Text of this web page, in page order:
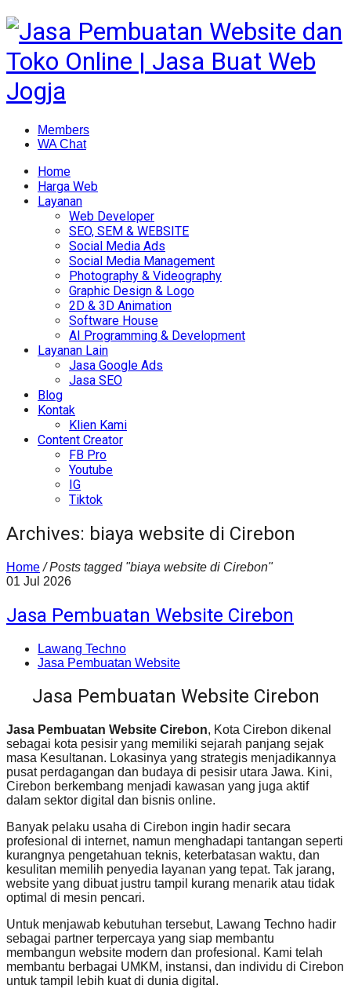
Members
WA Chat
Home
Harga Web
Layanan
Web Developer
SEO, SEM & WEBSITE
Social Media Ads
Social Media Management
Photography & Videography
Graphic Design & Logo
2D & 3D Animation
Software House
AI Programming & Development
Layanan Lain
Jasa Google Ads
Jasa SEO
Blog
Kontak
Klien Kami
Content Creator
FB Pro
Youtube
IG
Tiktok
Archives: biaya website di Cirebon
Home / Posts tagged "biaya website di Cirebon"
01 Jul 2026
Jasa Pembuatan Website Cirebon
Lawang Techno
Jasa Pembuatan Website
Jasa Pembuatan Website Cirebon
Jasa Pembuatan Website Cirebon, Kota Cirebon dikenal
sebagai kota pesisir yang memiliki sejarah panjang sejak
masa Kesultanan. Lokasinya yang strategis menjadikannya
pusat perdagangan dan budaya di pesisir utara Jawa. Kini,
Cirebon berkembang menjadi kawasan yang juga aktif
dalam sektor digital dan bisnis online.
Banyak pelaku usaha di Cirebon ingin hadir secara
profesional di internet, namun menghadapi tantangan seperti
kurangnya pengetahuan teknis, keterbatasan waktu, dan
kesulitan memilih penyedia layanan yang tepat. Tak jarang,
website yang dibuat justru tampil kurang menarik atau tidak
optimal di mesin pencari.
Untuk menjawab kebutuhan tersebut, Lawang Techno hadir
sebagai partner terpercaya yang siap membantu
membangun website modern dan profesional. Kami telah
membantu berbagai UMKM, instansi, dan individu di Cirebon
untuk tampil lebih kuat di dunia digital.